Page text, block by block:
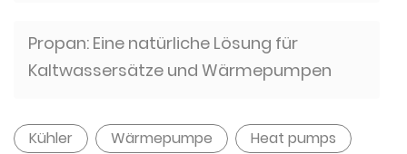
Propan: Eine natürliche Lösung für
Kaltwassersätze und Wärmepumpen
Kühler Wärmepumpe Heat pumps